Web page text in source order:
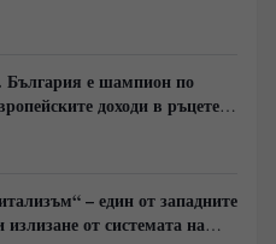
България е шампион по
доходи в ръцете
надминава и САЩ
– един от западните
от системата на